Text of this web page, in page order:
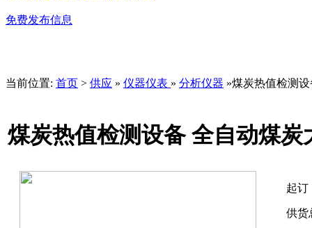
免费发布信息
当前位置: 首页 > 供应 » 仪器仪表 » 分析仪器 »煤炭热值检测
煤炭热值检测设备 全自动煤炭
起订
供货